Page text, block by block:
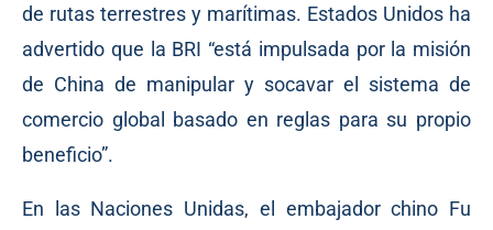
de rutas terrestres y marítimas. Estados Unidos ha
advertido que la BRI “está impulsada por la misión
de China de manipular y socavar el sistema de
comercio global basado en reglas para su propio
beneficio”.
En las Naciones Unidas, el embajador chino Fu